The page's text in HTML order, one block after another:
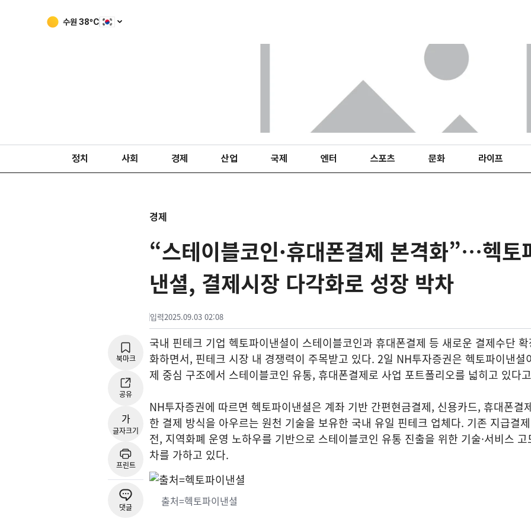
수원 38ºC
정치 사회 경제 산업 국제 엔터 스포츠 문화 라이프
경제
“스테이블코인·휴대폰결제 본격화”…헥토
낸셜, 결제시장 다각화로 성장 박차
입력2025.09.03 02:08
북마크
공유
가
글자크기
프린트
댓글
국내 핀테크 기업 헥토파이낸셜이 스테이블코인과 휴대폰결제 등 새로운 결제수단
화하면서, 핀테크 시장 내 경쟁력이 주목받고 있다. 2일 NH투자증권은 헥토파이낸셜
제 중심 구조에서 스테이블코인 유통, 휴대폰결제로 사업 포트폴리오를 넓히고 있다
NH투자증권에 따르면 헥토파이낸셜은 계좌 기반 간편현금결제, 신용카드, 휴대폰결
한 결제 방식을 아우르는 원천 기술을 보유한 국내 유일 핀테크 업체다. 기존 지급결
전, 지역화폐 운영 노하우를 기반으로 스테이블코인 유통 진출을 위한 기술·서비스 고
차를 가하고 있다.
출처=헥토파이낸셜